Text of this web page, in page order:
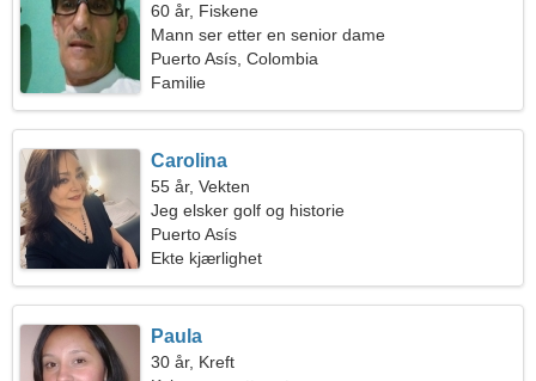
60 år, Fiskene
Mann ser etter en senior dame
Puerto Asís, Colombia
Familie
Carolina
55 år, Vekten
Jeg elsker golf og historie
Puerto Asís
Ekte kjærlighet
Paula
30 år, Kreft